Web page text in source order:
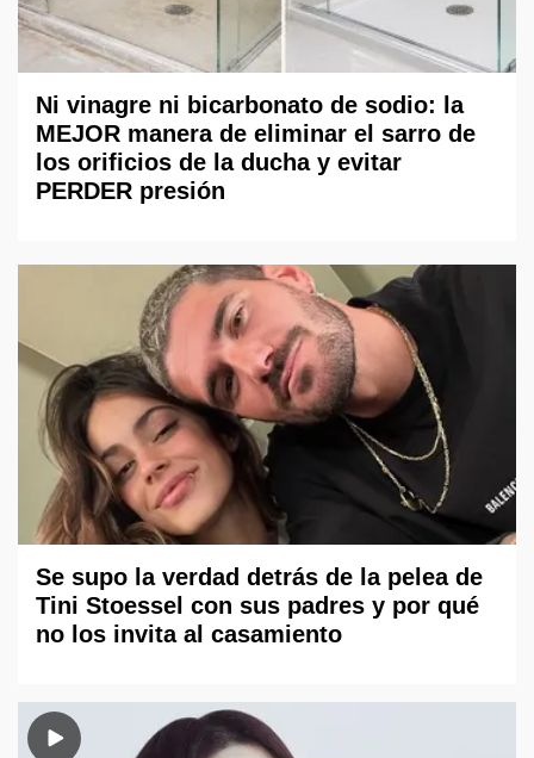
Ni vinagre ni bicarbonato de sodio: la
MEJOR manera de eliminar el sarro de
los orificios de la ducha y evitar
PERDER presión
Se supo la verdad detrás de la pelea de
Tini Stoessel con sus padres y por qué
no los invita al casamiento